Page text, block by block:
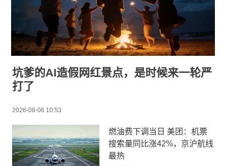
坑爹的AI造假网红景点，是时候来一轮严
打了
2026-08-06 10:53
燃油费下调当日 美团：机票
搜索量同比涨42%，京沪航线
最热